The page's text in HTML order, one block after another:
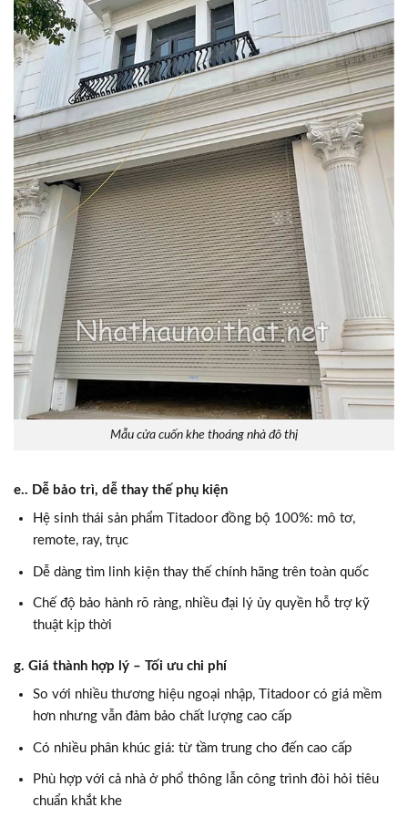
Mẫu cửa cuốn khe thoáng nhà đô thị
e.. Dễ bảo trì, dễ thay thế phụ kiện
Hệ sinh thái sản phẩm Titadoor đồng bộ 100%: mô tơ,
remote, ray, trục
Dễ dàng tìm linh kiện thay thế chính hãng trên toàn quốc
Chế độ bảo hành rõ ràng, nhiều đại lý ủy quyền hỗ trợ kỹ
thuật kịp thời
g. Giá thành hợp lý – Tối ưu chi phí
So với nhiều thương hiệu ngoại nhập, Titadoor có giá mềm
hơn nhưng vẫn đảm bảo chất lượng cao cấp
Có nhiều phân khúc giá: từ tầm trung cho đến cao cấp
Phù hợp với cả nhà ở phổ thông lẫn công trình đòi hỏi tiêu
chuẩn khắt khe